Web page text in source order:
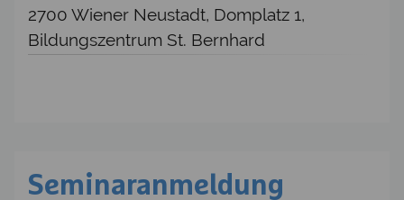
2700 Wiener Neustadt, Domplatz 1,
Bildungszentrum St. Bernhard
Seminaranmeldung